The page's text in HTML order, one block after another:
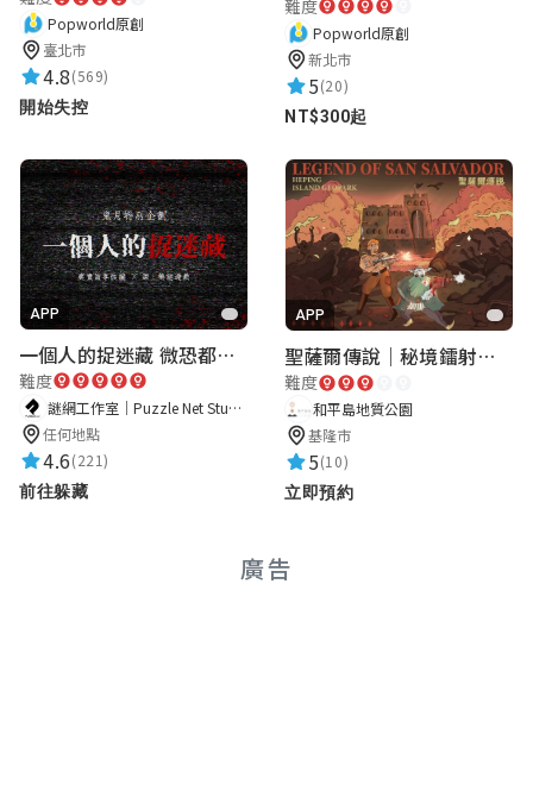
Popworld原創
臺北市
4.8(569)
開始失控
難度
Popworld原創
新北市
5(20)
NT$300起
APP
一個人的捉迷藏 微恐都市傳說
難度
謎網工作室｜Puzzle Net Studio
任何地點
4.6(221)
前往躲藏
APP
聖薩爾傳說｜秘境鐳射激戰
難度
和平島地質公園
基隆市
5(10)
立即預約
廣告